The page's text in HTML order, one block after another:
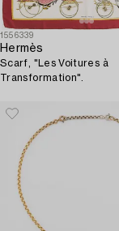
1556339
Hermès
Scarf, "Les Voitures à
Transformation".